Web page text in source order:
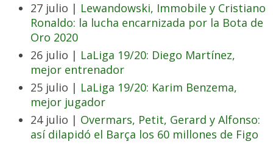
27 julio | Lewandowski, Immobile y Cristiano
Ronaldo: la lucha encarnizada por la Bota de
Oro 2020
26 julio | LaLiga 19/20: Diego Martínez,
mejor entrenador
25 julio | LaLiga 19/20: Karim Benzema,
mejor jugador
24 julio | Overmars, Petit, Gerard y Alfonso:
así dilapidó el Barça los 60 millones de Figo